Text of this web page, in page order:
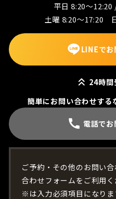
平日 8:20～12:20
土曜 8:20～17:20
LINEで
24時間
簡単にお問い合わせする
電話で
ご予約・その他のお問い
合わせフォームをご利用く
※は入力必須項目になりま